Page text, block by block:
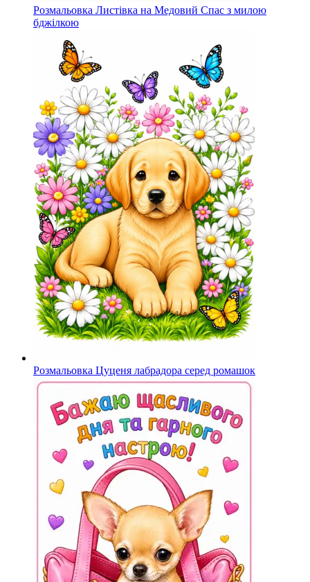
Розмальовка Листівка на Медовий Спас з милою
бджілкою
Розмальовка Цуценя лабрадора серед ромашок